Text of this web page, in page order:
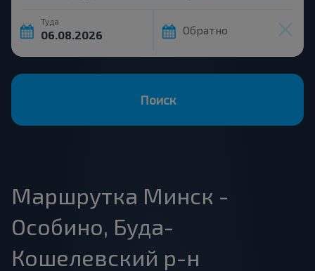
Туда
Обратно
Поиск
Маршрутка Минск -
Особино, Буда-
Кошелевский р-н